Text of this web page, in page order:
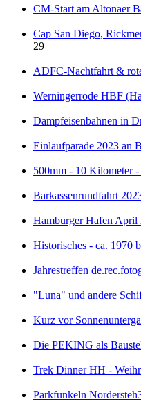
CM-Start am Altonaer
Cap San Diego,
29
ADFC-Nachtfahrt &
Werningerrode HBF
Dampfeisenbahnen in
Einlaufparade 2023 an
500mm - 10 Kilometer
Barkassenrundfahrt
Hamburger Hafen April
Historisches - ca. 1970
Jahrestreffen
"Luna" und andere
Kurz vor
Die PEKING als
Trek Dinner HH -
Parkfunkeln